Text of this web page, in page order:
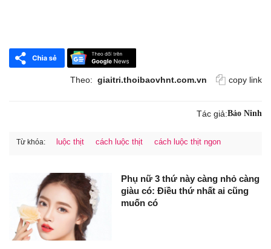
Theo: giaitri.thoibaovhnt.com.vn copy link
Tác giả:Bảo Ninh
Từ khóa: luộc thịt cách luộc thịt cách luộc thịt ngon
Phụ nữ 3 thứ này càng nhỏ càng
giàu có: Điều thứ nhất ai cũng
muốn có